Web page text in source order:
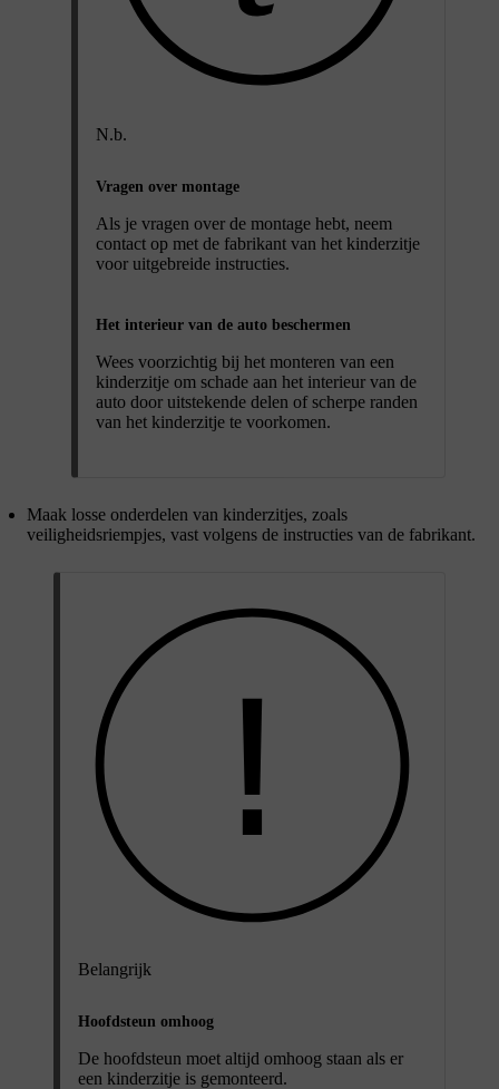
N.b.
Vragen over montage
Als je vragen over de montage hebt, neem
contact op met de fabrikant van het kinderzitje
voor uitgebreide instructies.
Het interieur van de auto beschermen
Wees voorzichtig bij het monteren van een
kinderzitje om schade aan het interieur van de
auto door uitstekende delen of scherpe randen
van het kinderzitje te voorkomen.
Maak losse onderdelen van kinderzitjes, zoals
veiligheidsriempjes, vast volgens de instructies van de fabrikant.
Belangrijk
Hoofdsteun omhoog
De hoofdsteun moet altijd omhoog staan als er
een kinderzitje is gemonteerd.